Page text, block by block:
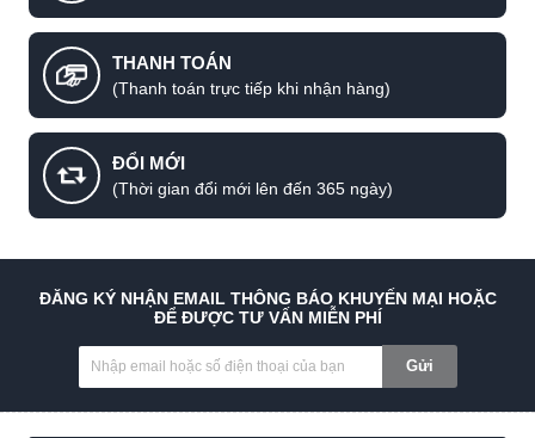
THANH TOÁN
(Thanh toán trực tiếp khi nhận hàng)
ĐỔI MỚI
(Thời gian đổi mới lên đến 365 ngày)
ĐĂNG KÝ NHẬN EMAIL THÔNG BÁO KHUYẾN MẠI HOẶC
ĐỂ ĐƯỢC TƯ VẤN MIỄN PHÍ
Gửi